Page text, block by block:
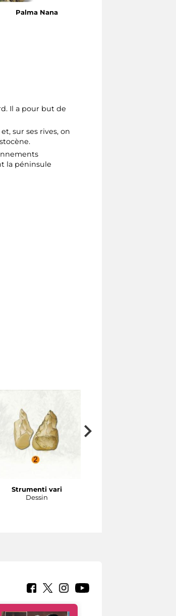
Palma Nana
Il a pour but de
sur ses rives, on
la péninsule
Strumenti vari
Dessin